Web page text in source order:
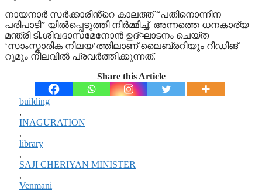
നായനാർ സർക്കാരിൻ്റെ കാലത്ത് “പതിനൊന്നിന
പരിപാടി” യിൽപ്പെടുത്തി നിർമ്മിച്ച്, അന്നത്തെ ധനകാര്യ
മന്ത്രി ടി.ശിവദാസമേനോൻ ഉദ്ഘാടനം ചെയ്ത
‘സാംസ്കാരിക നിലയ’ത്തിലാണ് ലൈബ്രറിയും റീഡിങ്
റൂമും നിലവിൽ പ്രവർത്തിക്കുന്നത്.
Share this Article
building
,
INAGURATION
,
library
,
SAJI CHERIYAN MINISTER
,
Venmani